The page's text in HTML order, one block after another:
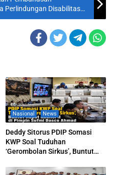
Perlindungan Disabilitas
Nasional News
Deddy Sitorus PDIP Somasi
KWP Soal Tuduhan
‘Gerombolan Sirkus’, Buntut
Dasco Ahmad